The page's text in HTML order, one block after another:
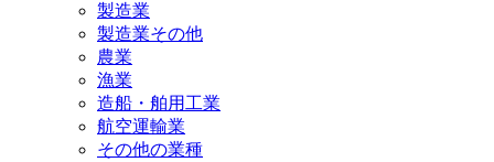
製造業
製造業その他
農業
漁業
造船・舶用工業
航空運輸業
その他の業種